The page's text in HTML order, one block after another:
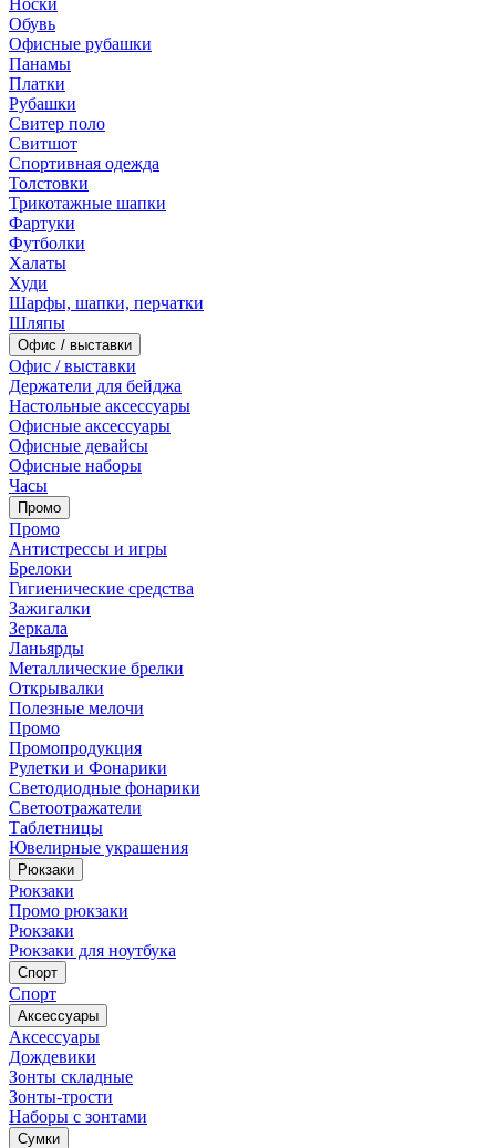
Обувь
Офисные рубашки
Панамы
Платки
Рубашки
Свитер поло
Свитшот
Спортивная одежда
Толстовки
Трикотажные шапки
Фартуки
Футболки
Халаты
Худи
Шарфы, шапки, перчатки
Шляпы
Офис / выставки
Офис / выставки
Держатели для бейджа
Настольные аксессуары
Офисные аксессуары
Офисные девайсы
Офисные наборы
Часы
Промо
Промо
Антистрессы и игры
Брелоки
Гигиенические средства
Зажигалки
Зеркала
Ланьярды
Металлические брелки
Открывалки
Полезные мелочи
Промо
Промопродукция
Рулетки и Фонарики
Светодиодные фонарики
Светоотражатели
Таблетницы
Ювелирные украшения
Рюкзаки
Рюкзаки
Промо рюкзаки
Рюкзаки
Рюкзаки для ноутбука
Спорт
Спорт
Аксессуары
Аксессуары
Дождевики
Зонты складные
Зонты-трости
Наборы с зонтами
Сумки